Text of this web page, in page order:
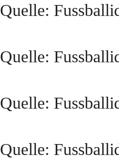
Quelle:
Quelle:
Quelle:
Quelle: